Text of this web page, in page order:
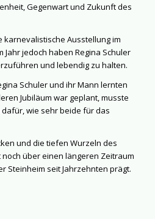
Gegenwart und Zukunft des
karnevalistische Ausstellung im
jedoch haben Regina Schuler
und lebendig zu halten.
Schuler und ihr Mann lernten
Jubiläum war geplant, musste
wie sehr beide für das
und die tiefen Wurzeln des
über einen längeren Zeitraum
Steinheim seit Jahrzehnten prägt.